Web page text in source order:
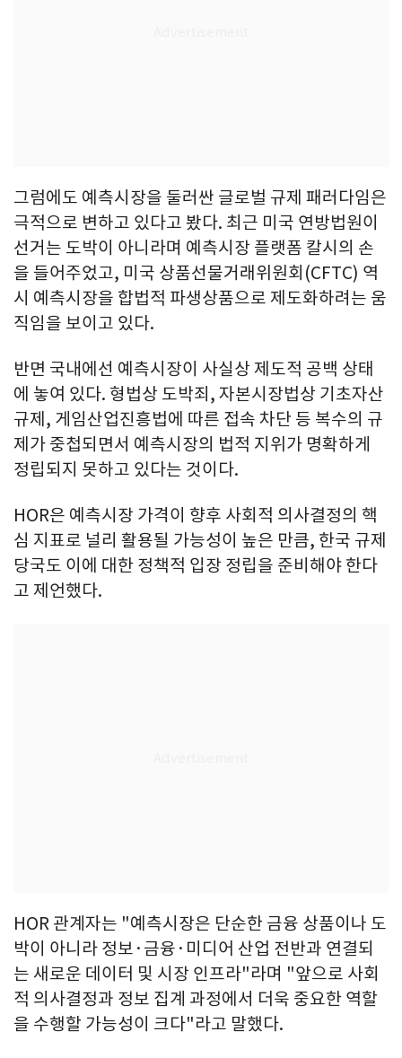
그럼에도 예측시장을 둘러싼 글로벌 규제 패러다임은
극적으로 변하고 있다고 봤다. 최근 미국 연방법원이
선거는 도박이 아니라며 예측시장 플랫폼 칼시의 손
을 들어주었고, 미국 상품선물거래위원회(CFTC) 역
시 예측시장을 합법적 파생상품으로 제도화하려는 움
직임을 보이고 있다.
반면 국내에선 예측시장이 사실상 제도적 공백 상태
에 놓여 있다. 형법상 도박죄, 자본시장법상 기초자산
규제, 게임산업진흥법에 따른 접속 차단 등 복수의 규
제가 중첩되면서 예측시장의 법적 지위가 명확하게
정립되지 못하고 있다는 것이다.
HOR은 예측시장 가격이 향후 사회적 의사결정의 핵
심 지표로 널리 활용될 가능성이 높은 만큼, 한국 규제
당국도 이에 대한 정책적 입장 정립을 준비해야 한다
고 제언했다.
HOR 관계자는 "예측시장은 단순한 금융 상품이나 도
박이 아니라 정보·금융·미디어 산업 전반과 연결되
는 새로운 데이터 및 시장 인프라"라며 "앞으로 사회
적 의사결정과 정보 집계 과정에서 더욱 중요한 역할
을 수행할 가능성이 크다"라고 말했다.